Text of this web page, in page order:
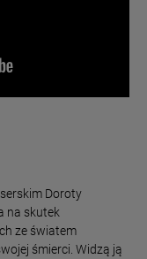
Doroty
na skutek
ze światem
śmierci. Widzą ją